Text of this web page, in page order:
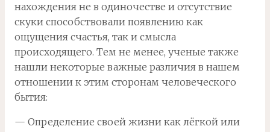
нахождения не в одиночестве и отсутствие
скуки способствовали появлению как
ощущения счастья, так и смысла
происходящего. Тем не менее, ученые также
нашли некоторые важные различия в нашем
отношении к этим сторонам человеческого
бытия:
— Определение своей жизни как лёгкой или